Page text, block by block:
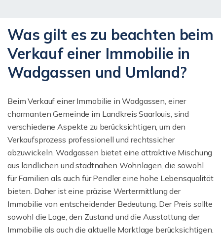
Was gilt es zu beachten beim
Verkauf einer Immobilie in
Wadgassen und Umland?
Beim Verkauf einer Immobilie in Wadgassen, einer
charmanten Gemeinde im Landkreis Saarlouis, sind
verschiedene Aspekte zu berücksichtigen, um den
Verkaufsprozess professionell und rechtssicher
abzuwickeln. Wadgassen bietet eine attraktive Mischung
aus ländlichen und stadtnahen Wohnlagen, die sowohl
für Familien als auch für Pendler eine hohe Lebensqualität
bieten. Daher ist eine präzise Wertermittlung der
Immobilie von entscheidender Bedeutung. Der Preis sollte
sowohl die Lage, den Zustand und die Ausstattung der
Immobilie als auch die aktuelle Marktlage berücksichtigen.